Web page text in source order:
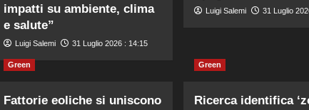
impatti su ambiente, clima
e salute”
Luigi Salemi 31 Luglio 2026 : 14:15
Luigi Salemi 31 Luglio
Green
Fattorie eoliche si uniscono
Green
Ricerca identifica